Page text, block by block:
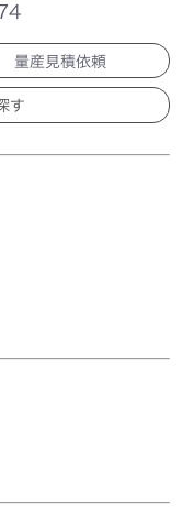
量産見積依頼